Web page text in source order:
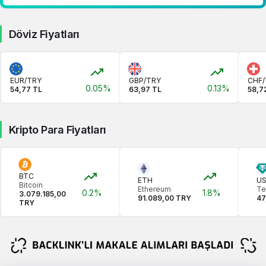
Döviz Fiyatları
EUR/TRY
54,77 TL
0.05%
GBP/TRY
63,97 TL
0.13%
Kripto Para Fiyatları
BTC
Bitcoin
3.079.185,00
TRY
0.2%
ETH
Ethereum
91.089,00 TRY
1.8%